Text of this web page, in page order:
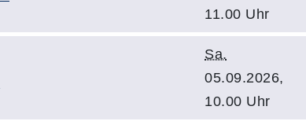
11.00 Uhr
Sa.
05.09.2026,
10.00 Uhr